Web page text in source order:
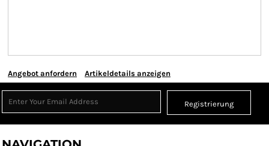
Angebot anfordern Artikeldetails anzeigen
Registrierung